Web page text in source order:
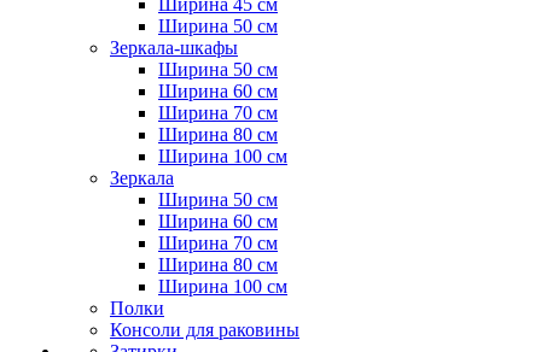
Ширина 45 см
Ширина 50 см
Зеркала-шкафы
Ширина 50 см
Ширина 60 см
Ширина 70 см
Ширина 80 см
Ширина 100 см
Зеркала
Ширина 50 см
Ширина 60 см
Ширина 70 см
Ширина 80 см
Ширина 100 см
Полки
Консоли для раковины